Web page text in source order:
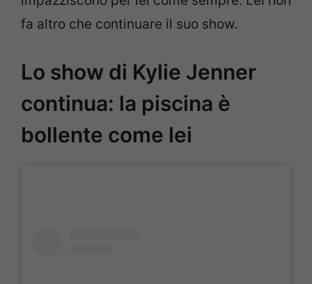
fa altro che continuare il suo show.
Lo show di Kylie Jenner
continua: la piscina è
bollente come lei